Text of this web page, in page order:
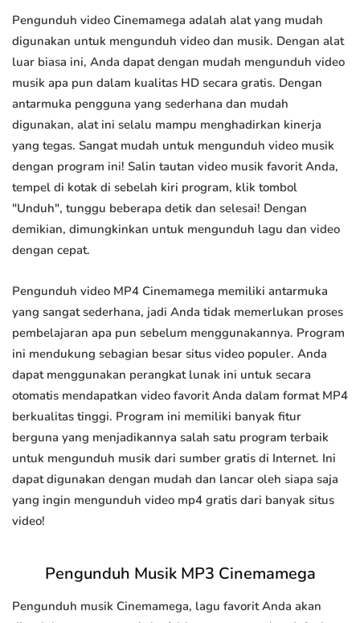
Pengunduh video Cinemamega adalah alat yang mudah
digunakan untuk mengunduh video dan musik. Dengan alat
luar biasa ini, Anda dapat dengan mudah mengunduh video
musik apa pun dalam kualitas HD secara gratis. Dengan
antarmuka pengguna yang sederhana dan mudah
digunakan, alat ini selalu mampu menghadirkan kinerja
yang tegas. Sangat mudah untuk mengunduh video musik
dengan program ini! Salin tautan video musik favorit Anda,
tempel di kotak di sebelah kiri program, klik tombol
"Unduh", tunggu beberapa detik dan selesai! Dengan
demikian, dimungkinkan untuk mengunduh lagu dan video
dengan cepat.
Pengunduh video MP4 Cinemamega memiliki antarmuka
yang sangat sederhana, jadi Anda tidak memerlukan proses
pembelajaran apa pun sebelum menggunakannya. Program
ini mendukung sebagian besar situs video populer. Anda
dapat menggunakan perangkat lunak ini untuk secara
otomatis mendapatkan video favorit Anda dalam format MP4
berkualitas tinggi. Program ini memiliki banyak fitur
berguna yang menjadikannya salah satu program terbaik
untuk mengunduh musik dari sumber gratis di Internet. Ini
dapat digunakan dengan mudah dan lancar oleh siapa saja
yang ingin mengunduh video mp4 gratis dari banyak situs
video!
Pengunduh Musik MP3 Cinemamega
Pengunduh musik Cinemamega, lagu favorit Anda akan